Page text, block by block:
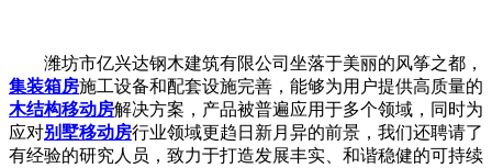
潍坊市亿兴达钢木建筑有限公司坐落于美丽的风筝之都，
集装箱房施工设备和配套设施完善，能够为用户提供高质量的
木结构移动房解决方案，产品被普遍应用于多个领域，同时为
应对别墅移动房行业领域更趋日新月异的前景，我们还聘请了
有经验的研究人员，致力于打造发展丰实、和谐稳健的可持续